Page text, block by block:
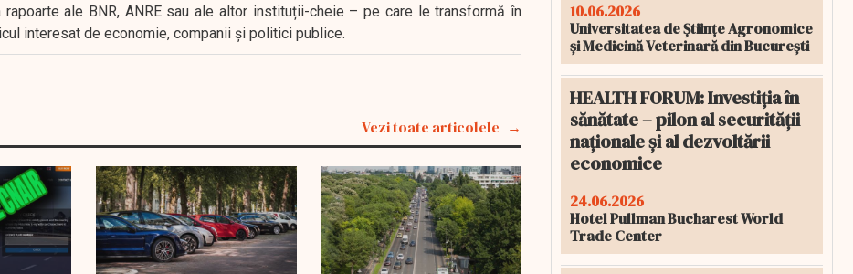
ale BNR, ANRE sau ale altor instituții-cheie – pe care le transformă în
interesat de economie, companii și politici publice.
Vezi toate articolele
10.06.2026
Universitatea de Științe Agronomice
și Medicină Veterinară din București
HEALTH FORUM: Investiția în
sănătate – pilon al securității
naționale și al dezvoltării
economice
24.06.2026
Hotel Pullman Bucharest World
Trade Center